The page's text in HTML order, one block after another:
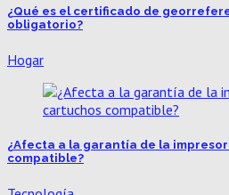
¿Qué es el certificado de
obligatorio?
Hogar
¿Afecta a la garantía de la
compatible?